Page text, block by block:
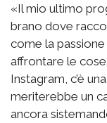
«Il mio ultimo
brano dove
come la
affrontare le
Instagram, c’è
meriterebbe un
ancora